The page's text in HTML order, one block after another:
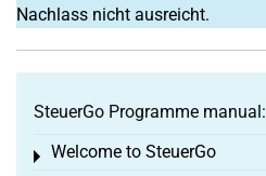
Nachlass nicht ausreicht.
SteuerGo Programme manual:
Welcome to SteuerGo
Toggle menu